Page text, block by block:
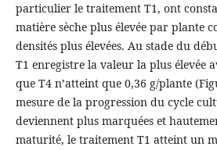
particulier le traitement T1, ont
matière sèche plus élevée par plante
densités plus élevées. Au stade du
T1 enregistre la valeur la plus élevée
que T4 n’atteint que 0,36 g/plante
mesure de la progression du cycle
deviennent plus marquées et
maturité, le traitement T1 atteint un